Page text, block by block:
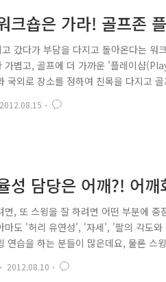
크숍은 가라! 골프존
갔다가 부담을 다지고 돌아온다는
가볍고, 골프에 더 가까운 '플레이샵
국외로 장소를 정하여 친목을 다지고
숍 기간에 맞춰 중국, 방콕, 보라카이 등
터존이 각양 각색 골프존 피플들의 플
2012.08.15
성 담당은 어깨?! 어
면, 또 스윙을 잘 하려면 어떤 부분에
마도 '허리 유연성', '자세', '팔의 각도
연습을 하는 분들이 많은데요, 물론 스
점을 두어야 할 부분이 한 곳 더 있답니
레 익히게 되는 부분이 아니냐고 반문하
2012.08.10